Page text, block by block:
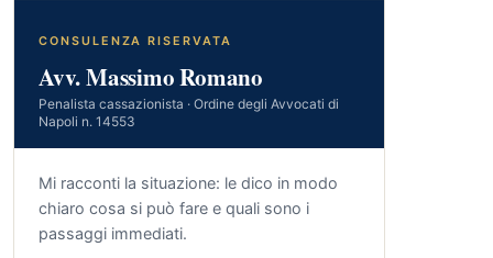
CONSULENZA RISERVATA
Avv. Massimo Romano
Penalista cassazionista · Ordine degli Avvocati di
Napoli n. 14553
Mi racconti la situazione: le dico in modo
chiaro cosa si può fare e quali sono i
passaggi immediati.